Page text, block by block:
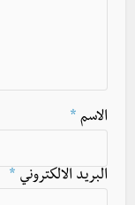
الاسم *
البريد الالكتروني *